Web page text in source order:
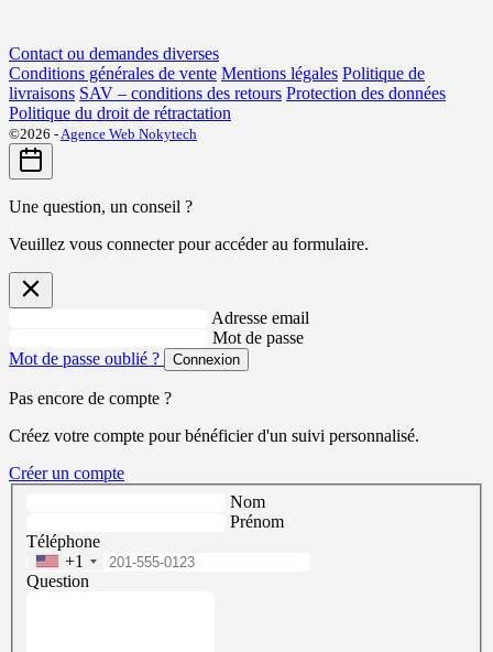
Contact ou demandes diverses
Conditions générales de vente Mentions légales Politique de
livraisons SAV – conditions des retours Protection des données
Politique du droit de rétractation
©2026 -Agence Web Nokytech
Une question, un conseil ?
Veuillez vous connecter pour accéder au formulaire.
Adresse email
Mot de passe
Mot de passe oublié ?
Connexion
Pas encore de compte ?
Créez votre compte pour bénéficier d'un suivi personnalisé.
Créer un compte
Nom
Prénom
Téléphone
+1
Question